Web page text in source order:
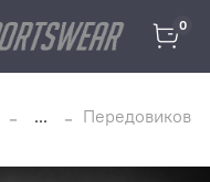
0
... Передовиков